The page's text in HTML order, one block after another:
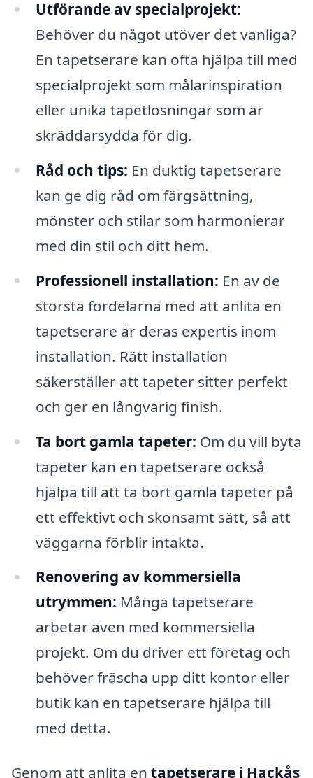
Utförande av specialprojekt:
Behöver du något utöver det vanliga?
En tapetserare kan ofta hjälpa till med
specialprojekt som målarinspiration
eller unika tapetlösningar som är
skräddarsydda för dig.
Råd och tips: En duktig tapetserare
kan ge dig råd om färgsättning,
mönster och stilar som harmonierar
med din stil och ditt hem.
Professionell installation: En av de
största fördelarna med att anlita en
tapetserare är deras expertis inom
installation. Rätt installation
säkerställer att tapeter sitter perfekt
och ger en långvarig finish.
Ta bort gamla tapeter: Om du vill byta
tapeter kan en tapetserare också
hjälpa till att ta bort gamla tapeter på
ett effektivt och skonsamt sätt, så att
väggarna förblir intakta.
Renovering av kommersiella
utrymmen: Många tapetserare
arbetar även med kommersiella
projekt. Om du driver ett företag och
behöver fräscha upp ditt kontor eller
butik kan en tapetserare hjälpa till
med detta.
Genom att anlita en tapetserare i Hackås